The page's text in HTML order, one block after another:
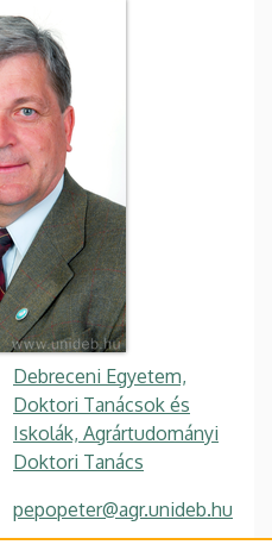
Debreceni Egyetem,
Doktori Tanácsok és
Iskolák, Agrártudományi
Doktori Tanács
pepopeter@agr.unideb.hu